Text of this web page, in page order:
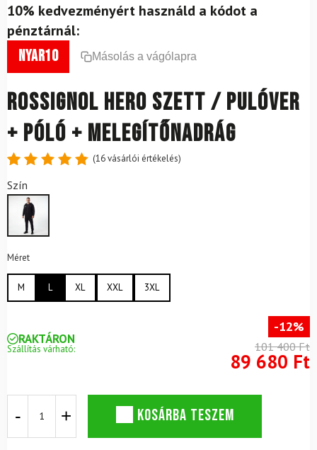
10% kedvezményért használd a kódot a
pénztárnál:
nyar10 Másolás a vágólapra
ROSSIGNOL Hero szett / Pulóver
+ Póló + Melegítőnadrág
4.88
5-ből,
értékelés
alapján
(16vásárlói értékelés)
Szín
Méret
M L XL XXL 3XL
RAKTÁRON
Szállítás várható:
-12%
101 400 Ft
89 680 Ft
Hero
KOSÁRBA TESZEM